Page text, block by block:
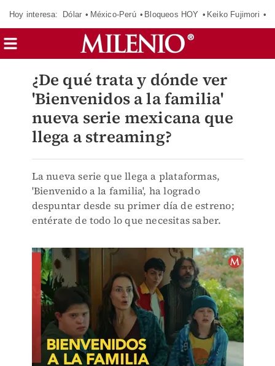
Hoy interesa: Dólar México-Perú Bloqueos HOY Keiko Fujimori
¿De qué trata y dónde ver
'Bienvenidos a la familia'
nueva serie mexicana que
llega a streaming?
La nueva serie que llega a plataformas,
'Bienvenido a la familia', ha logrado
despuntar desde su primer día de estreno;
entérate de todo lo que necesitas saber.